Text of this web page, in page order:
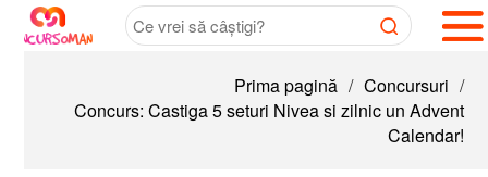
Prima pagină / Concursuri /
Concurs: Castiga 5 seturi Nivea si zilnic un Advent
Calendar!